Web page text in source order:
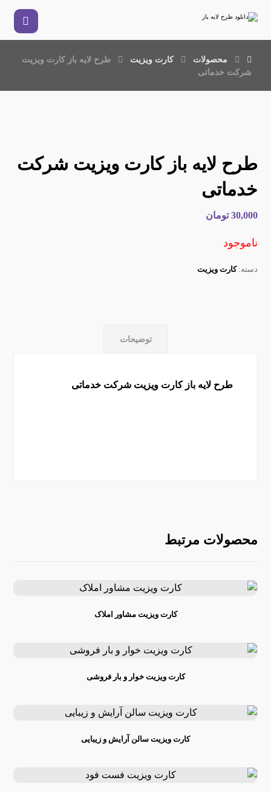
محصولات کارت ویزیت
طرح لایه باز کارت ویزیت
شرکت خدماتی
طرح لایه باز کارت ویزیت شرکت
خدماتی
30,000 تومان
ناموجود
دسته:کارت ویزیت
توضیحات
طرح لایه باز کارت ویزیت شرکت خدماتی
محصولات مرتبط
کارت ویزیت مشاور املاک
کارت ویزیت خوار و بار فروشی
کارت ویزیت سالن آرایش و زیبایی